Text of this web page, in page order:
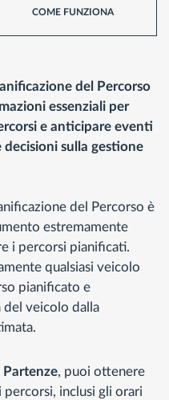
COME FUNZIONA
del Percorso
essenziali per
e anticipare eventi
sulla gestione
del Percorso è
estremamente
i percorsi pianificati.
qualsiasi veicolo
pianificato e
del veicolo dalla
, puoi ottenere
inclusi gli orari